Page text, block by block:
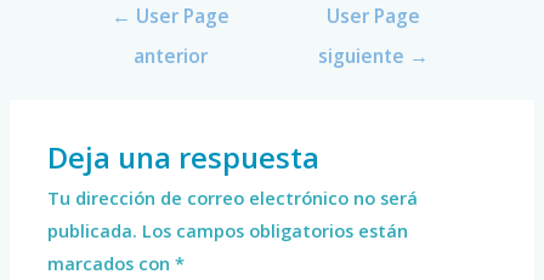
← User Page
anterior
User Page
siguiente →
Deja una respuesta
Tu dirección de correo electrónico no será
publicada. Los campos obligatorios están
marcados con*